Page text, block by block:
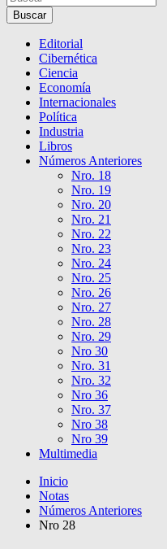
Buscar
Editorial
Cibernética
Ciencia
Economía
Internacionales
Política
Industria
Libros
Números Anteriores
Nro. 18
Nro. 19
Nro. 20
Nro. 21
Nro. 22
Nro. 23
Nro. 24
Nro. 25
Nro. 26
Nro. 27
Nro. 28
Nro. 29
Nro 30
Nro. 31
Nro. 32
Nro 36
Nro. 37
Nro 38
Nro 39
Multimedia
Inicio
Notas
Números Anteriores
Nro 28